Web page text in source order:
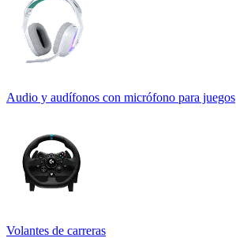
Audio y audífonos con micrófono para juegos
Volantes de carreras